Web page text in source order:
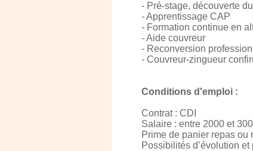
- Pré-stage, découverte
- Apprentissage CAP
- Formation continue en
- Aide couvreur
- Reconversion
- Couvreur-zingueur
Conditions d'emploi :
Contrat : CDI
Salaire : entre 2000 et
Prime de panier repas ou
Possibilités d’évolution